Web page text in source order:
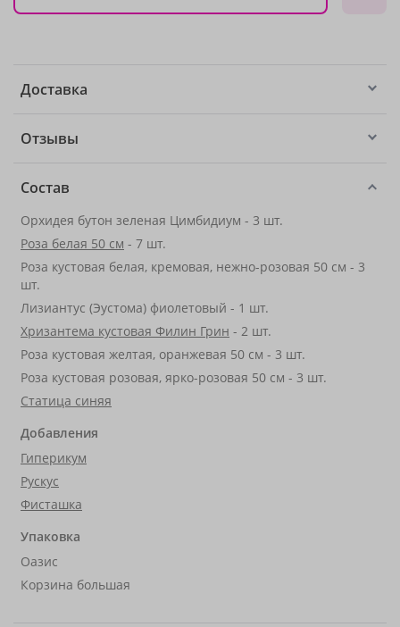
Доставка
Отзывы
Состав
Орхидея бутон зеленая Цимбидиум - 3 шт.
Роза белая 50 см - 7 шт.
Роза кустовая белая, кремовая, нежно-розовая 50 см - 3
шт.
Лизиантус (Эустома) фиолетовый - 1 шт.
Хризантема кустовая Филин Грин - 2 шт.
Роза кустовая желтая, оранжевая 50 см - 3 шт.
Роза кустовая розовая, ярко-розовая 50 см - 3 шт.
Статица синяя
Добавления
Гиперикум
Рускус
Фисташка
Упаковка
Оазис
Корзина большая